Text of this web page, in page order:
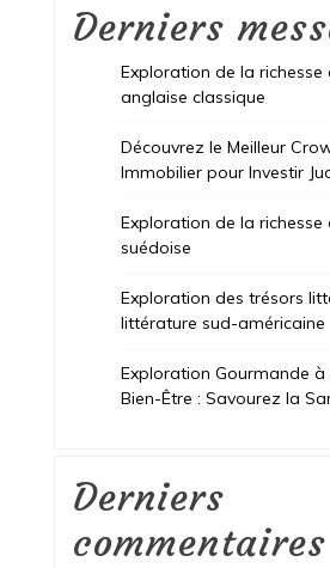
Derniers
Exploration de la
anglaise classique
Découvrez le Meilleur
Immobilier pour Investir
Exploration de la
suédoise
Exploration des trésors
littérature sud-américaine
Exploration Gourmande à
Bien-Être : Savourez la
Derniers
commentaires